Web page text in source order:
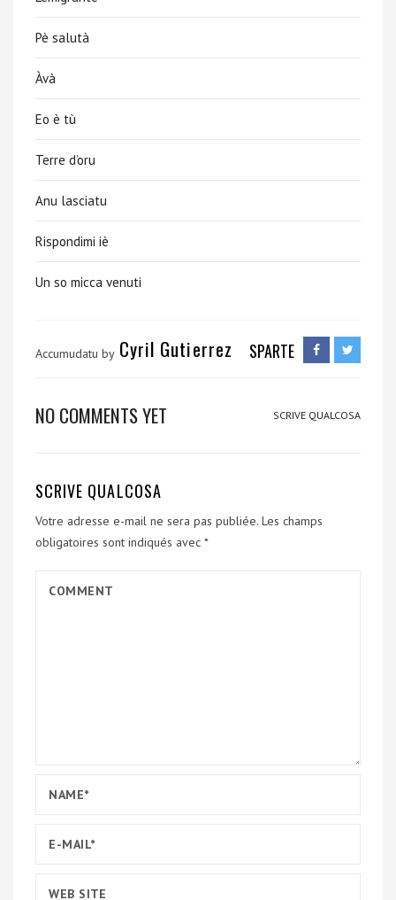
Pè salutà
Àvà
Eo è tù
Terre d’oru
Anu lasciatu
Rispondimi iè
Un so micca venuti
Accumudatu by Cyril Gutierrez SPARTE
NO COMMENTS YET SCRIVE QUALCOSA
SCRIVE QUALCOSA
Votre adresse e-mail ne sera pas publiée. Les champs
obligatoires sont indiqués avec *